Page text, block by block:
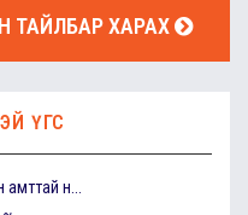
ТАЙЛБАР ХАРАХ
ҮГС
амттай н...